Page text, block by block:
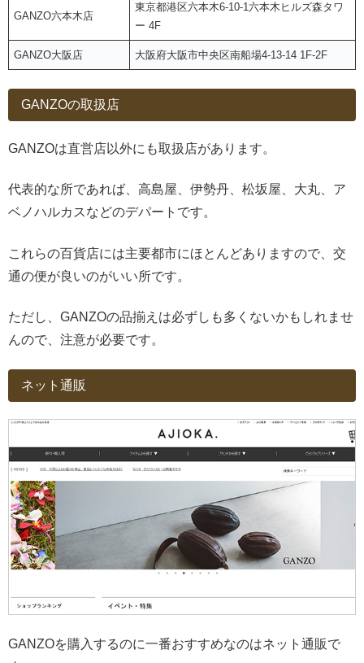
GANZO六本木店
東京都港区六本木6-10-1六本木ヒルズ森タワ
ー 4F
GANZO大阪店 大阪府大阪市中央区南船場4-13-14 1F-2F
GANZOの取扱店
GANZOは直営店以外にも取扱店があります。
代表的な所であれば、高島屋、伊勢丹、松坂屋、大丸、ア
ベノハルカスなどのデパートです。
これらの百貨店には主要都市にほとんどありますので、交
通の便が良いのがいい所です。
ただし、GANZOの品揃えは必ずしも多くないかもしれませ
んので、注意が必要です。
ネット通販
GANZOを購入するのに一番おすすめなのはネット通販で